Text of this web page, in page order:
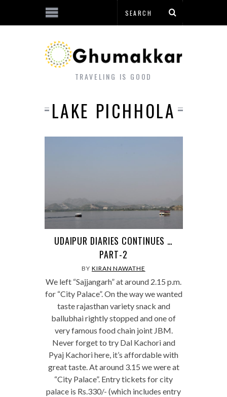
TRAVELING IS GOOD
LAKE PICHHOLA
UDAIPUR DIARIES CONTINUES …
PART-2
BY KIRAN NAWATHE
We left “Sajjangarh” at around 2.15 p.m.
for “City Palace”. On the way we wanted
taste rajasthan variety snack and
ballubhai rightly stopped and one of
very famous food chain joint JBM.
Never forget to try Dal Kachori and
Pyaj Kachori here, it’s affordable with
great taste. At around 3.15 we were at
“City Palace”. Entry tickets for city
palace is Rs.330/- (which includes entry